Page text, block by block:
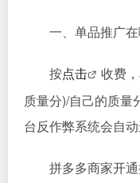
一、单品推广
按点击 收费
质量分)/自己的质量
台反作弊系统会自
拼多多商家开